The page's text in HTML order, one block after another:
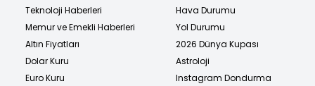
Teknoloji Haberleri
Memur ve Emekli Haberleri
Altın Fiyatları
Dolar Kuru
Euro Kuru
Hava Durumu
Yol Durumu
2026 Dünya Kupası
Astroloji
Instagram Dondurma